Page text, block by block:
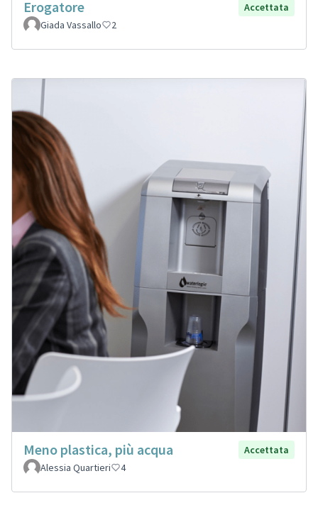
Erogatore
Accettata
Giada Vassallo
2
Meno plastica, più acqua
Accettata
Alessia Quartieri
4